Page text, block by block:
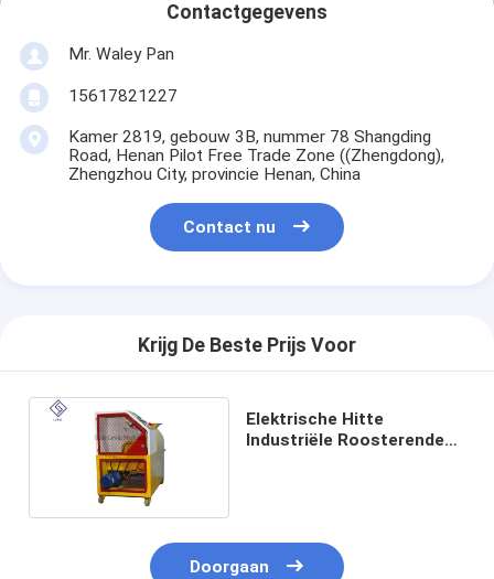
Contactgegevens
Mr. Waley Pan
15617821227
Kamer 2819, gebouw 3B, nummer 78 Shangding
Road, Henan Pilot Free Trade Zone ((Zhengdong),
Zhengzhou City, provincie Henan, China
Contact nu
Krijg De Beste Prijs Voor
Elektrische Hitte
Industriële Roosterende
Doorgaan